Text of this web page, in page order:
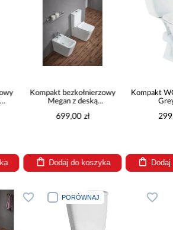
Kompakt bezkołnierzowy
Megan z deską
699,00 zł
Dodaj do koszyka
Kompakt
PORÓWNAJ